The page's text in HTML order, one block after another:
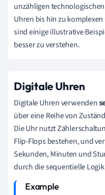
unzähligen
Uhren bis hin zu
sind einige illustrative
besser zu verstehen.
Digitale Uhren
Digitale Uhren verwenden
über eine Reihe von
Die Uhr nutzt
Flip-Flops bestehen, und
Sekunden, Minuten und
durch die sequentielle